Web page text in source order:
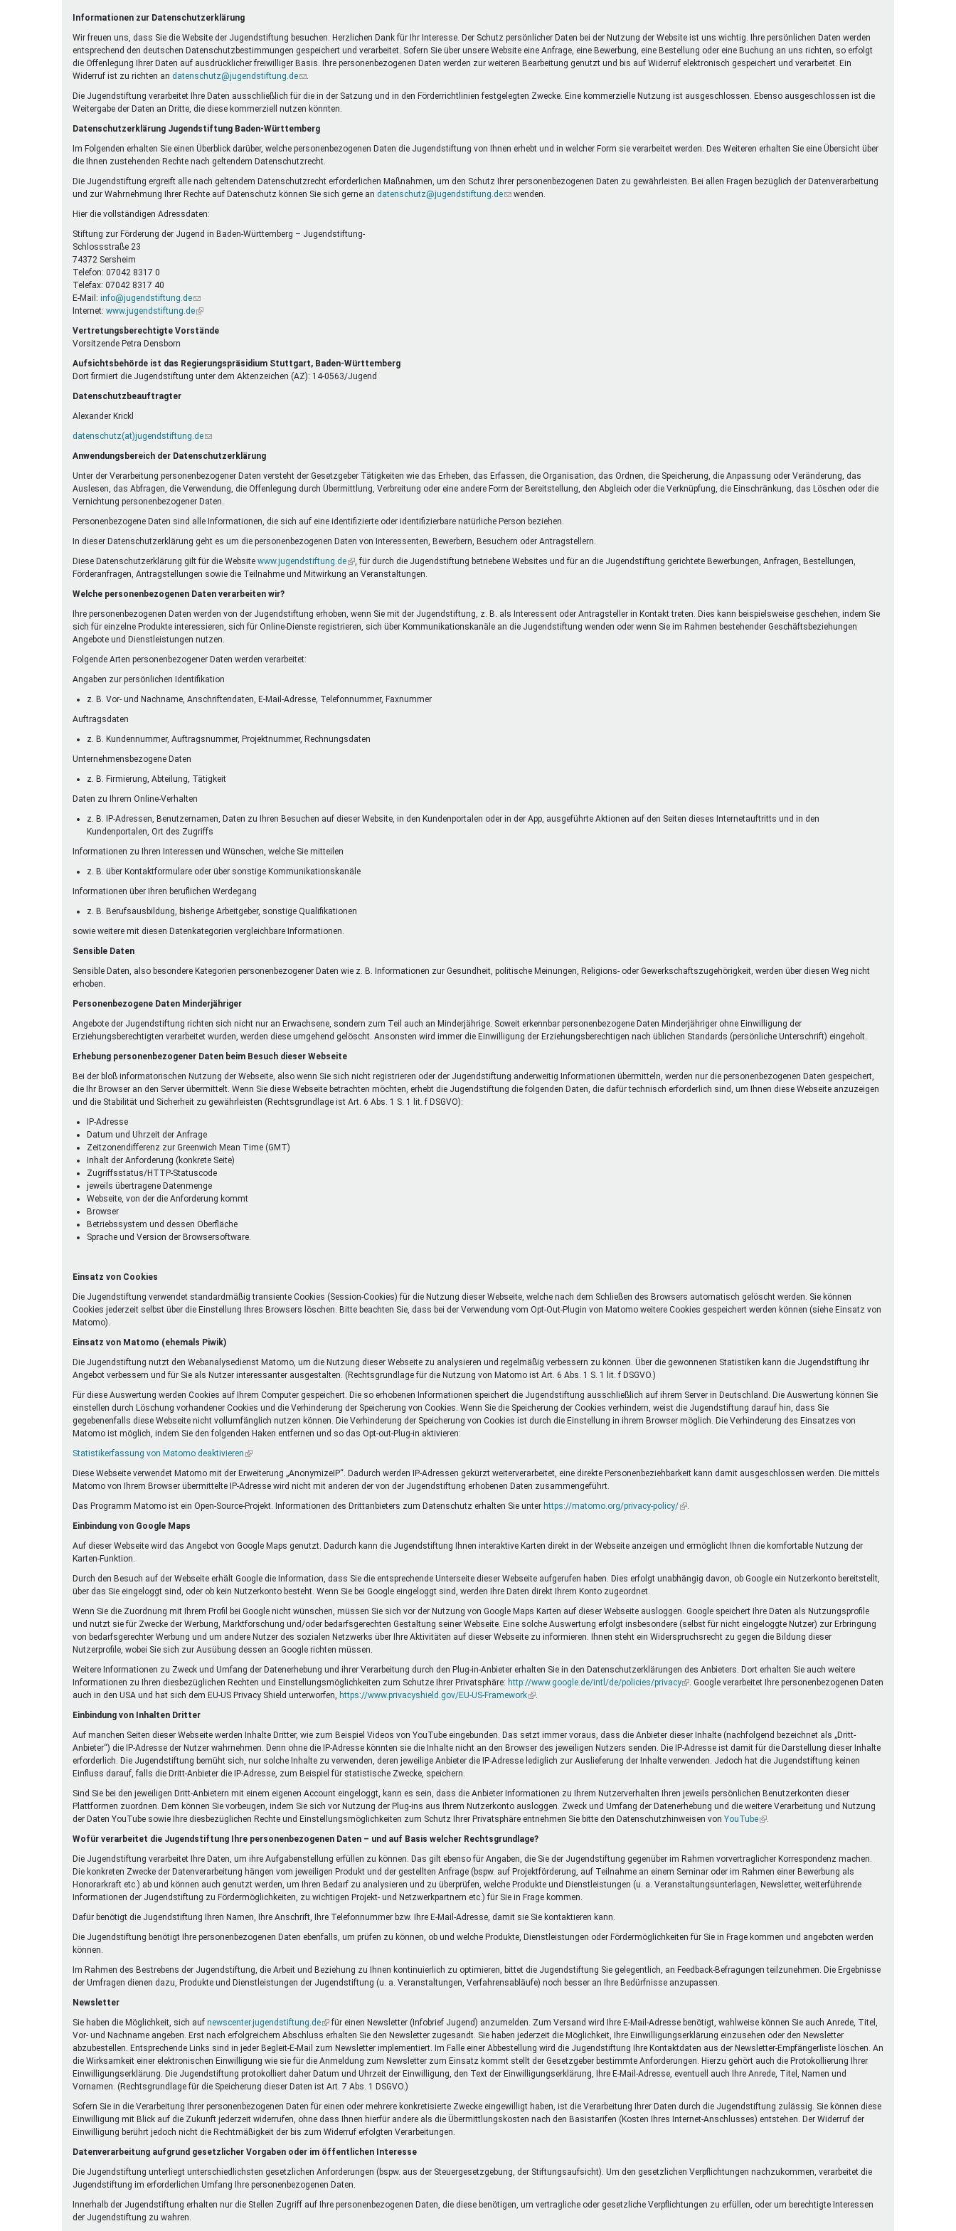
Ferienfreizeiten
Sprung ins Ausland
Umweltmentoren
Mitmachen Ehrensache
Jugendstiftung BW
SMV im Kultusportal
Qualipass
Jugendarbeitsnetz
Jugendgemeinderäte
Informationen zur Datenschutzerklärung
Wir freuen uns, dass Sie die Website der Jugendstiftung besuchen. Herzlichen Dank für Ihr Interesse. Der Schutz persönlicher Daten bei der Nutzung der Website ist uns wichtig. Ihre persönlichen Daten werden
entsprechend den deutschen Datenschutzbestimmungen gespeichert und verarbeitet. Sofern Sie über unsere Website eine Anfrage, eine Bewerbung, eine Bestellung oder eine Buchung an uns richten, so erfolgt
die Offenlegung Ihrer Daten auf ausdrücklicher freiwilliger Basis. Ihre personenbezogenen Daten werden zur weiteren Bearbeitung genutzt und bis auf Widerruf elektronisch gespeichert und verarbeitet. Ein
Widerruf ist zu richten an datenschutz@jugendstiftung.de(Link
E-
Mail)
.
Die Jugendstiftung verarbeitet Ihre Daten ausschließlich für die in der Satzung und in den Förderrichtlinien festgelegten Zwecke. Eine kommerzielle Nutzung ist ausgeschlossen. Ebenso ausgeschlossen ist die
Weitergabe der Daten an Dritte, die diese kommerziell nutzen könnten.
Datenschutzerklärung Jugendstiftung Baden-Württemberg
Im Folgenden erhalten Sie einen Überblick darüber, welche personenbezogenen Daten die Jugendstiftung von Ihnen erhebt und in welcher Form sie verarbeitet werden. Des Weiteren erhalten Sie eine Übersicht über
die Ihnen zustehenden Rechte nach geltendem Datenschutzrecht.
Die Jugendstiftung ergreift alle nach geltendem Datenschutzrecht erforderlichen Maßnahmen, um den Schutz Ihrer personenbezogenen Daten zu gewährleisten. Bei allen Fragen bezüglich der Datenverarbeitung
und zur Wahrnehmung Ihrer Rechte auf Datenschutz können Sie sich gerne an datenschutz@jugendstiftung.de(Linkwenden.
Hier die vollständigen Adressdaten:
Stiftung zur Förderung der Jugend in Baden-Württemberg – Jugendstiftung-
Schlossstraße 23
74372 Sersheim
Telefon: 07042 8317 0
Telefax: 07042 8317 40
E-Mail: info@jugendstiftung.de(Link
sendet
Mail)
Internet: www.jugendstiftung.de(Link
extern)
Vertretungsberechtigte Vorstände
Vorsitzende Petra Densborn
Aufsichtsbehörde ist das Regierungspräsidium Stuttgart, Baden-Württemberg
Dort firmiert die Jugendstiftung unter dem Aktenzeichen (AZ): 14-0563/Jugend
Datenschutzbeauftragter
Alexander Krickl
datenschutz(at)jugendstiftung.de(Link
E-
Mail)
Anwendungsbereich der Datenschutzerklärung
Unter der Verarbeitung personenbezogener Daten versteht der Gesetzgeber Tätigkeiten wie das Erheben, das Erfassen, die Organisation, das Ordnen, die Speicherung, die Anpassung oder Veränderung, das
Auslesen, das Abfragen, die Verwendung, die Offenlegung durch Übermittlung, Verbreitung oder eine andere Form der Bereitstellung, den Abgleich oder die Verknüpfung, die Einschränkung, das Löschen oder die
Vernichtung personenbezogener Daten.
Personenbezogene Daten sind alle Informationen, die sich auf eine identifizierte oder identifizierbare natürliche Person beziehen.
In dieser Datenschutzerklärung geht es um die personenbezogenen Daten von Interessenten, Bewerbern, Besuchern oder Antragstellern.
Diese Datenschutzerklärung gilt für die Website www.jugendstiftung.de(Link
ist
, für durch die Jugendstiftung betriebene Websites und für an die Jugendstiftung gerichtete Bewerbungen, Anfragen, Bestellungen,
Förderanfragen, Antragstellungen sowie die Teilnahme und Mitwirkung an Veranstaltungen.
Welche personenbezogenen Daten verarbeiten wir?
Ihre personenbezogenen Daten werden von der Jugendstiftung erhoben, wenn Sie mit der Jugendstiftung, z. B. als Interessent oder Antragsteller in Kontakt treten. Dies kann beispielsweise geschehen, indem Sie
sich für einzelne Produkte interessieren, sich für Online-Dienste registrieren, sich über Kommunikationskanäle an die Jugendstiftung wenden oder wenn Sie im Rahmen bestehender Geschäftsbeziehungen
Angebote und Dienstleistungen nutzen.
Folgende Arten personenbezogener Daten werden verarbeitet:
Angaben zur persönlichen Identifikation
z. B. Vor- und Nachname, Anschriftendaten, E-Mail-Adresse, Telefonnummer, Faxnummer
Auftragsdaten
z. B. Kundennummer, Auftragsnummer, Projektnummer, Rechnungsdaten
Unternehmensbezogene Daten
z. B. Firmierung, Abteilung, Tätigkeit
Daten zu Ihrem Online-Verhalten
z. B. IP-Adressen, Benutzernamen, Daten zu Ihren Besuchen auf dieser Website, in den Kundenportalen oder in der App, ausgeführte Aktionen auf den Seiten dieses Internetauftritts und in den
Kundenportalen, Ort des Zugriffs
Informationen zu Ihren Interessen und Wünschen, welche Sie mitteilen
z. B. über Kontaktformulare oder über sonstige Kommunikationskanäle
Informationen über Ihren beruflichen Werdegang
z. B. Berufsausbildung, bisherige Arbeitgeber, sonstige Qualifikationen
sowie weitere mit diesen Datenkategorien vergleichbare Informationen.
Sensible Daten
Sensible Daten, also besondere Kategorien personenbezogener Daten wie z. B. Informationen zur Gesundheit, politische Meinungen, Religions- oder Gewerkschaftszugehörigkeit, werden über diesen Weg nicht
erhoben.
Personenbezogene Daten Minderjähriger
Angebote der Jugendstiftung richten sich nicht nur an Erwachsene, sondern zum Teil auch an Minderjährige. Soweit erkennbar personenbezogene Daten Minderjähriger ohne Einwilligung der
Erziehungsberechtigten verarbeitet wurden, werden diese umgehend gelöscht. Ansonsten wird immer die Einwilligung der Erziehungsberechtigen nach üblichen Standards (persönliche Unterschrift) eingeholt.
Erhebung personenbezogener Daten beim Besuch dieser Webseite
Bei der bloß informatorischen Nutzung der Webseite, also wenn Sie sich nicht registrieren oder der Jugendstiftung anderweitig Informationen übermitteln, werden nur die personenbezogenen Daten gespeichert,
die Ihr Browser an den Server übermittelt. Wenn Sie diese Webseite betrachten möchten, erhebt die Jugendstiftung die folgenden Daten, die dafür technisch erforderlich sind, um Ihnen diese Webseite anzuzeigen
und die Stabilität und Sicherheit zu gewährleisten (Rechtsgrundlage ist Art. 6 Abs. 1 S. 1 lit. f DSGVO):
IP-Adresse
Datum und Uhrzeit der Anfrage
Zeitzonendifferenz zur Greenwich Mean Time (GMT)
Inhalt der Anforderung (konkrete Seite)
Zugriffsstatus/HTTP-Statuscode
jeweils übertragene Datenmenge
Webseite, von der die Anforderung kommt
Browser
Betriebssystem und dessen Oberfläche
Sprache und Version der Browsersoftware.
Einsatz von Cookies
Die Jugendstiftung verwendet standardmäßig transiente Cookies (Session-Cookies) für die Nutzung dieser Webseite, welche nach dem Schließen des Browsers automatisch gelöscht werden. Sie können
Cookies jederzeit selbst über die Einstellung Ihres Browsers löschen. Bitte beachten Sie, dass bei der Verwendung vom Opt-Out-Plugin von Matomo weitere Cookies gespeichert werden können (siehe Einsatz von
Matomo).
Einsatz von Matomo (ehemals Piwik)
Die Jugendstiftung nutzt den Webanalysedienst Matomo, um die Nutzung dieser Webseite zu analysieren und regelmäßig verbessern zu können. Über die gewonnenen Statistiken kann die Jugendstiftung ihr
Angebot verbessern und für Sie als Nutzer interessanter ausgestalten. (Rechtsgrundlage für die Nutzung von Matomo ist Art. 6 Abs. 1 S. 1 lit. f DSGVO.)
Für diese Auswertung werden Cookies auf Ihrem Computer gespeichert. Die so erhobenen Informationen speichert die Jugendstiftung ausschließlich auf ihrem Server in Deutschland. Die Auswertung können Sie
einstellen durch Löschung vorhandener Cookies und die Verhinderung der Speicherung von Cookies. Wenn Sie die Speicherung der Cookies verhindern, weist die Jugendstiftung darauf hin, dass Sie
gegebenenfalls diese Webseite nicht vollumfänglich nutzen können. Die Verhinderung der Speicherung von Cookies ist durch die Einstellung in ihrem Browser möglich. Die Verhinderung des Einsatzes von
Matomo ist möglich, indem Sie den folgenden Haken entfernen und so das Opt-out-Plug-in aktivieren:
Statistikerfassung von Matomo deaktivieren (Link
extern)
Diese Webseite verwendet Matomo mit der Erweiterung „AnonymizeIP“. Dadurch werden IP-Adressen gekürzt weiterverarbeitet, eine direkte Personenbeziehbarkeit kann damit ausgeschlossen werden. Die mittels
Matomo von Ihrem Browser übermittelte IP-Adresse wird nicht mit anderen der von der Jugendstiftung erhobenen Daten zusammengeführt.
Das Programm Matomo ist ein Open-Source-Projekt. Informationen des Drittanbieters zum Datenschutz erhalten Sie unter https://matomo.org/privacy-policy/(Link
.
Einbindung von Google Maps
Auf dieser Webseite wird das Angebot von Google Maps genutzt. Dadurch kann die Jugendstiftung Ihnen interaktive Karten direkt in der Webseite anzeigen und ermöglicht Ihnen die komfortable Nutzung der
Karten-Funktion.
Durch den Besuch auf der Webseite erhält Google die Information, dass Sie die entsprechende Unterseite dieser Webseite aufgerufen haben. Dies erfolgt unabhängig davon, ob Google ein Nutzerkonto bereitstellt,
über das Sie eingeloggt sind, oder ob kein Nutzerkonto besteht. Wenn Sie bei Google eingeloggt sind, werden Ihre Daten direkt Ihrem Konto zugeordnet.
Wenn Sie die Zuordnung mit Ihrem Profil bei Google nicht wünschen, müssen Sie sich vor der Nutzung von Google Maps Karten auf dieser Webseite ausloggen. Google speichert Ihre Daten als Nutzungsprofile
und nutzt sie für Zwecke der Werbung, Marktforschung und/oder bedarfsgerechten Gestaltung seiner Webseite. Eine solche Auswertung erfolgt insbesondere (selbst für nicht eingeloggte Nutzer) zur Erbringung
von bedarfsgerechter Werbung und um andere Nutzer des sozialen Netzwerks über Ihre Aktivitäten auf dieser Webseite zu informieren. Ihnen steht ein Widerspruchsrecht zu gegen die Bildung dieser
Nutzerprofile, wobei Sie sich zur Ausübung dessen an Google richten müssen.
Weitere Informationen zu Zweck und Umfang der Datenerhebung und ihrer Verarbeitung durch den Plug-in-Anbieter erhalten Sie in den Datenschutzerklärungen des Anbieters. Dort erhalten Sie auch weitere
Informationen zu Ihren diesbezüglichen Rechten und Einstellungsmöglichkeiten zum Schutze Ihrer Privatsphäre: http://www.google.de/intl/de/policies/privacy(Link. Google verarbeitet Ihre personenbezogenen Daten
auch in den USA und hat sich dem EU-US Privacy Shield unterworfen, https://www.privacyshield.gov/EU-US-Framework(Link
.
Einbindung von Inhalten Dritter
Auf manchen Seiten dieser Webseite werden Inhalte Dritter, wie zum Beispiel Videos von YouTube eingebunden. Das setzt immer voraus, dass die Anbieter dieser Inhalte (nachfolgend bezeichnet als „Dritt-
Anbieter“) die IP-Adresse der Nutzer wahrnehmen. Denn ohne die IP-Adresse könnten sie die Inhalte nicht an den Browser des jeweiligen Nutzers senden. Die IP-Adresse ist damit für die Darstellung dieser Inhalte
erforderlich. Die Jugendstiftung bemüht sich, nur solche Inhalte zu verwenden, deren jeweilige Anbieter die IP-Adresse lediglich zur Auslieferung der Inhalte verwenden. Jedoch hat die Jugendstiftung keinen
Einfluss darauf, falls die Dritt-Anbieter die IP-Adresse, zum Beispiel für statistische Zwecke, speichern.
Sind Sie bei den jeweiligen Dritt-Anbietern mit einem eigenen Account eingeloggt, kann es sein, dass die Anbieter Informationen zu Ihrem Nutzerverhalten Ihren jeweils persönlichen Benutzerkonten dieser
Plattformen zuordnen. Dem können Sie vorbeugen, indem Sie sich vor Nutzung der Plug-ins aus Ihrem Nutzerkonto ausloggen. Zweck und Umfang der Datenerhebung und die weitere Verarbeitung und Nutzung
der Daten YouTube sowie Ihre diesbezüglichen Rechte und Einstellungsmöglichkeiten zum Schutz Ihrer Privatsphäre entnehmen Sie bitte den Datenschutzhinweisen von YouTube(Link
.
Wofür verarbeitet die Jugendstiftung Ihre personenbezogenen Daten – und auf Basis welcher Rechtsgrundlage?
Die Jugendstiftung verarbeitet Ihre Daten, um ihre Aufgabenstellung erfüllen zu können. Das gilt ebenso für Angaben, die Sie der Jugendstiftung gegenüber im Rahmen vorvertraglicher Korrespondenz machen.
Die konkreten Zwecke der Datenverarbeitung hängen vom jeweiligen Produkt und der gestellten Anfrage (bspw. auf Projektförderung, auf Teilnahme an einem Seminar oder im Rahmen einer Bewerbung als
Honorarkraft etc.) ab und können auch genutzt werden, um Ihren Bedarf zu analysieren und zu überprüfen, welche Produkte und Dienstleistungen (u. a. Veranstaltungsunterlagen, Newsletter, weiterführende
Informationen der Jugendstiftung zu Fördermöglichkeiten, zu wichtigen Projekt- und Netzwerkpartnern etc.) für Sie in Frage kommen.
Dafür benötigt die Jugendstiftung Ihren Namen, Ihre Anschrift, Ihre Telefonnummer bzw. Ihre E-Mail-Adresse, damit sie Sie kontaktieren kann.
Die Jugendstiftung benötigt Ihre personenbezogenen Daten ebenfalls, um prüfen zu können, ob und welche Produkte, Dienstleistungen oder Fördermöglichkeiten für Sie in Frage kommen und angeboten werden
können.
Im Rahmen des Bestrebens der Jugendstiftung, die Arbeit und Beziehung zu Ihnen kontinuierlich zu optimieren, bittet die Jugendstiftung Sie gelegentlich, an Feedback-Befragungen teilzunehmen. Die Ergebnisse
der Umfragen dienen dazu, Produkte und Dienstleistungen der Jugendstiftung (u. a. Veranstaltungen, Verfahrensabläufe) noch besser an Ihre Bedürfnisse anzupassen.
Newsletter
Sie haben die Möglichkeit, sich auf newscenter.jugendstiftung.de(Link
ist
extern)
für einen Newsletter (Infobrief Jugend) anzumelden. Zum Versand wird Ihre E-Mail-Adresse benötigt, wahlweise können Sie auch Anrede, Titel,
Vor- und Nachname angeben. Erst nach erfolgreichem Abschluss erhalten Sie den Newsletter zugesandt. Sie haben jederzeit die Möglichkeit, Ihre Einwilligungserklärung einzusehen oder den Newsletter
abzubestellen. Entsprechende Links sind in jeder Begleit-E-Mail zum Newsletter implementiert. Im Falle einer Abbestellung wird die Jugendstiftung Ihre Kontaktdaten aus der Newsletter-Empfängerliste löschen. An
die Wirksamkeit einer elektronischen Einwilligung wie sie für die Anmeldung zum Newsletter zum Einsatz kommt stellt der Gesetzgeber bestimmte Anforderungen. Hierzu gehört auch die Protokollierung Ihrer
Einwilligungserklärung. Die Jugendstiftung protokolliert daher Datum und Uhrzeit der Einwilligung, den Text der Einwilligungserklärung, Ihre E-Mail-Adresse, eventuell auch Ihre Anrede, Titel, Namen und
Vornamen. (Rechtsgrundlage für die Speicherung dieser Daten ist Art. 7 Abs. 1 DSGVO.)
Sofern Sie in die Verarbeitung Ihrer personenbezogenen Daten für einen oder mehrere konkretisierte Zwecke eingewilligt haben, ist die Verarbeitung Ihrer Daten durch die Jugendstiftung zulässig. Sie können diese
Einwilligung mit Blick auf die Zukunft jederzeit widerrufen, ohne dass Ihnen hierfür andere als die Übermittlungskosten nach den Basistarifen (Kosten Ihres Internet-Anschlusses) entstehen. Der Widerruf der
Einwilligung berührt jedoch nicht die Rechtmäßigkeit der bis zum Widerruf erfolgten Verarbeitungen.
Datenverarbeitung aufgrund gesetzlicher Vorgaben oder im öffentlichen Interesse
Die Jugendstiftung unterliegt unterschiedlichsten gesetzlichen Anforderungen (bspw. aus der Steuergesetzgebung, der Stiftungsaufsicht). Um den gesetzlichen Verpflichtungen nachzukommen, verarbeitet die
Jugendstiftung im erforderlichen Umfang Ihre personenbezogenen Daten.
Innerhalb der Jugendstiftung erhalten nur die Stellen Zugriff auf Ihre personenbezogenen Daten, die diese benötigen, um vertragliche oder gesetzliche Verpflichtungen zu erfüllen, oder um berechtigte Interessen
der Jugendstiftung zu wahren.